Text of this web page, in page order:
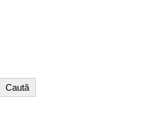
Caută